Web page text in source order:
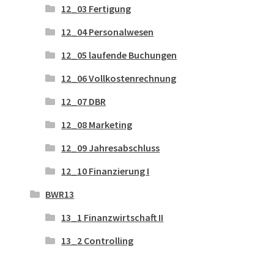
12_03 Fertigung
12_04 Personalwesen
12_05 laufende Buchungen
12_06 Vollkostenrechnung
12_07 DBR
12_08 Marketing
12_09 Jahresabschluss
12_10 Finanzierung I
BWR13
13_1 Finanzwirtschaft II
13_2 Controlling